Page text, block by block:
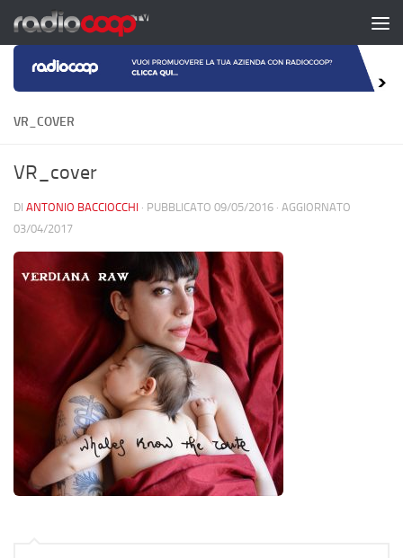
Salta al contenuto
VR_COVER
VR_cover
DI ANTONIO BACCIOCCHI · PUBBLICATO 09/05/2016 · AGGIORNATO
03/04/2017